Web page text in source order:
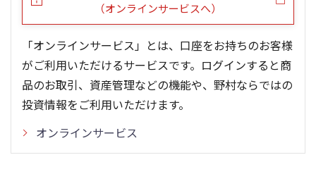
（オンラインサービスへ）
「オンラインサービス」とは、口座をお持ちのお客様
がご利用いただけるサービスです。ログインすると商
品のお取引、資産管理などの機能や、野村ならではの
投資情報をご利用いただけます。
オンラインサービス